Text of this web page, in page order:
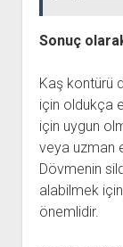
Sonuç
Kaş kontürü
için oldukça
için uygun
veya uzman
Dövmenin
alabilmek
önemlidir.